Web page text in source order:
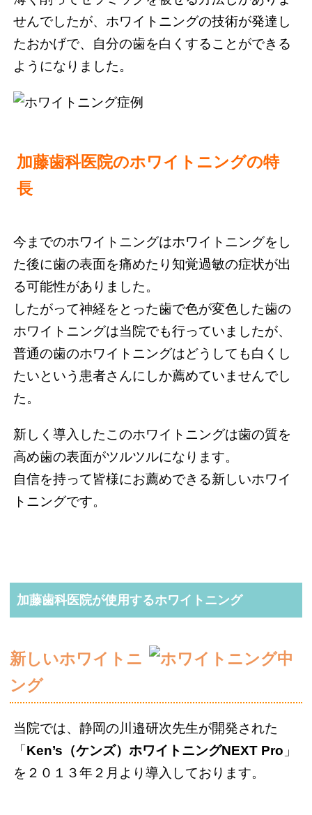
せんでしたが、ホワイトニングの技術が発達し
たおかげで、自分の歯を白くすることができる
ようになりました。
加藤歯科医院のホワイトニングの特
長
今までのホワイトニングはホワイトニングをし
た後に歯の表面を痛めたり知覚過敏の症状が出
る可能性がありました。
したがって神経をとった歯で色が変色した歯の
ホワイトニングは当院でも行っていましたが、
普通の歯のホワイトニングはどうしても白くし
たいという患者さんにしか薦めていませんでし
た。
新しく導入したこのホワイトニングは歯の質を
高め歯の表面がツルツルになります。
自信を持って皆様にお薦めできる新しいホワイ
トニングです。
加藤歯科医院が使用するホワイトニング
新しいホワイトニ
ング
当院では、静岡の川邉研次先生が開発された
「 Ken’s（ケンズ）ホワイトニングNEXT Pro 」
を２０１３年２月より導入しております。